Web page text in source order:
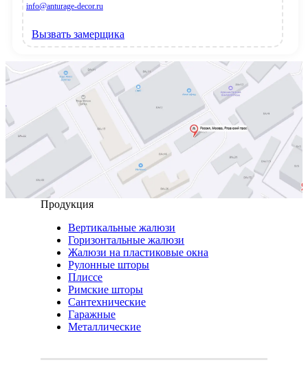
info@anturage-decor.ru
Вызвать замерщика
Продукция
Вертикальные жалюзи
Горизонтальные жалюзи
Жалюзи на пластиковые окна
Рулонные шторы
Плиссе
Римские шторы
Сантехнические
Гаражные
Металлические